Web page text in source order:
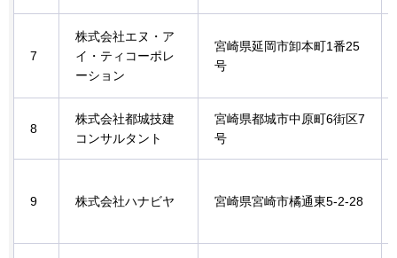
7
株式会社エヌ・ア
イ・ティコーポレ
ーション
宮崎県延岡市卸本町1番25
号
8
株式会社都城技建
コンサルタント
宮崎県都城市中原町6街区7
号
9 株式会社ハナビヤ 宮崎県宮崎市橘通東5-2-28